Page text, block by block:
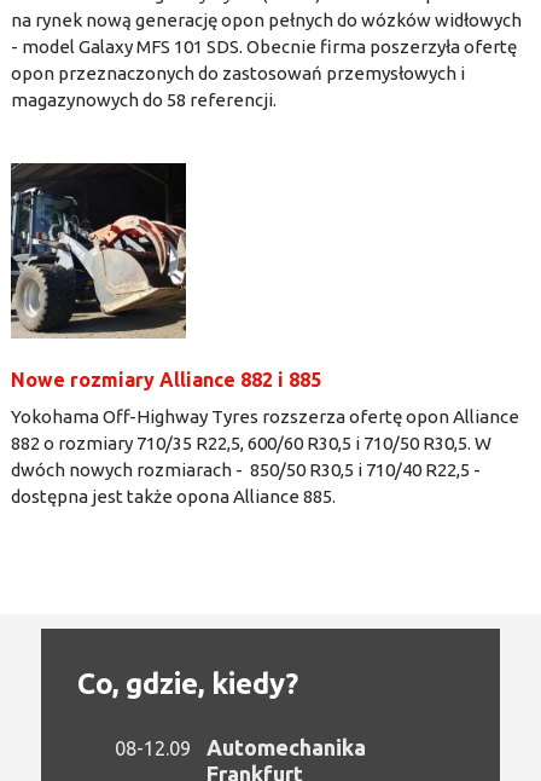
na rynek nową generację opon pełnych do wózków widłowych
- model Galaxy MFS 101 SDS. Obecnie firma poszerzyła ofertę
opon przeznaczonych do zastosowań przemysłowych i
magazynowych do 58 referencji.
Nowe rozmiary Alliance 882 i 885
Yokohama Off-Highway Tyres rozszerza ofertę opon Alliance
882 o rozmiary 710/35 R22,5, 600/60 R30,5 i 710/50 R30,5. W
dwóch nowych rozmiarach - 850/50 R30,5 i 710/40 R22,5 -
dostępna jest także opona Alliance 885.
Co, gdzie, kiedy?
08-12.09
Automechanika
Frankfurt